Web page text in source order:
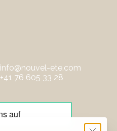
info@nouvel-ete.com
‭+41 76 605 33 28